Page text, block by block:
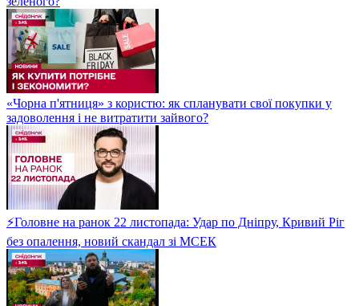
«Чорна п'ятниця» з користю: як спланувати свої покупки у
задоволення і не витратити зайвого?
⚡Головне на ранок 22 листопада: Удар по Дніпру, Кривий Ріг
без опалення, новий скандал зі МСЕК